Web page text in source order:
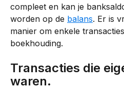
compleet en kan je
worden op de balans. Er is
manier om enkele
boekhouding.
Transacties die
waren.